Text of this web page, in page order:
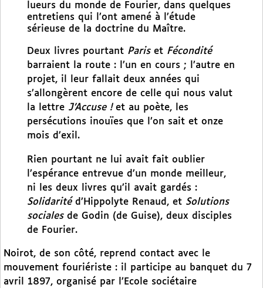
lueurs du monde de Fourier, dans quelques
entretiens qui l’ont amené à l’étude
sérieuse de la doctrine du Maître.
Deux livres pourtant Paris et Fécondité
barraient la route : l’un en cours ; l’autre en
projet, il leur fallait deux années qui
s’allongèrent encore de celle qui nous valut
la lettre J’Accuse ! et au poète, les
persécutions inouïes que l’on sait et onze
mois d’exil.
Rien pourtant ne lui avait fait oublier
l’espérance entrevue d’un monde meilleur,
ni les deux livres qu’il avait gardés :
Solidarité d’Hippolyte Renaud, et Solutions
socialesde Godin (de Guise), deux disciples
de Fourier.
Noirot, de son côté, reprend contact avec le
mouvement fouriériste : il participe au banquet du 7
avril 1897, organisé par l’Ecole sociétaire